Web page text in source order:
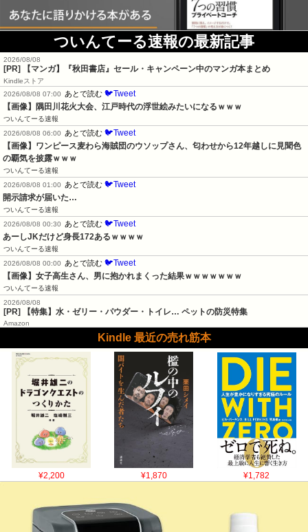
ついんてーる速報の最新記事
2026/08/08
[PR] 【マンガ】『秋田書店』セール・キャンペーン中のマンガ本まとめ
Kindleストア
2026/08/08 07:00
あとで読む 🐦Tweet
【画像】隅田川花火大会、江戸時代の浮世絵みたいになるｗｗｗ
ついんてーる速報
2026/08/08 06:00
あとで読む 🐦Tweet
【画像】ワンピース麦わら海賊団のウソップさん、匂わせから12年越しに見聞色
の覇気を披露ｗｗｗ
ついんてーる速報
2026/08/08 01:00
あとで読む 🐦Tweet
開示請求が届いた…
ついんてーる速報
2026/08/08 00:30
あとで読む 🐦Tweet
あーしJKだけど身長172あるｗｗｗｗ
ついんてーる速報
2026/08/08 00:00
あとで読む 🐦Tweet
【画像】女子高生さん、男に抱かれまくった結果ｗｗｗｗｗｗｗ
ついんてーる速報
2026/08/08
[PR] 【特集】水・ゼリー・パウダー・トイレ… ペットの防災特集
Amazon
Kindle 最近の売れ筋本
¥2,200 ¥1,870 ¥1,782